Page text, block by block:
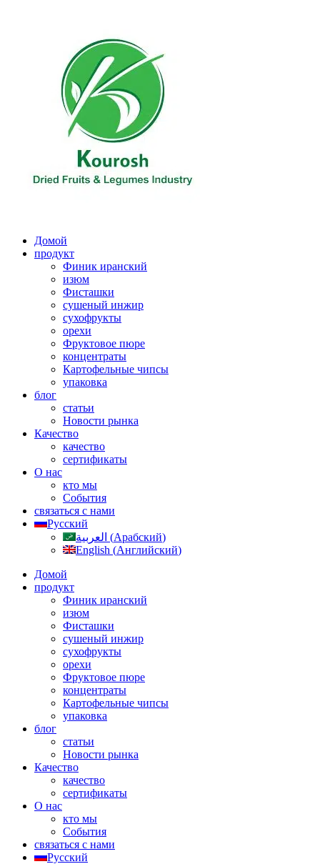
Домой
продукт
Финик иранский
изюм
Фисташки
сушеный инжир
сухофрукты
орехи
Фруктовое пюре
концентраты
Картофельные чипсы
упаковка
блог
статьи
Новости рынка
Качество
качество
сертификаты
О нас
кто мы
События
связаться с нами
Русский
العربية (Арабский)
English (Английский)
Домой
продукт
Финик иранский
изюм
Фисташки
сушеный инжир
сухофрукты
орехи
Фруктовое пюре
концентраты
Картофельные чипсы
упаковка
блог
статьи
Новости рынка
Качество
качество
сертификаты
О нас
кто мы
События
связаться с нами
Русский